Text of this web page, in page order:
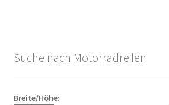
Suche nach Motorradreifen
Breite/Höhe: